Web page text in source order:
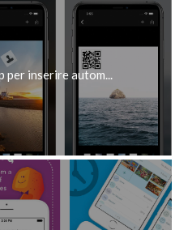
per inserire autom...